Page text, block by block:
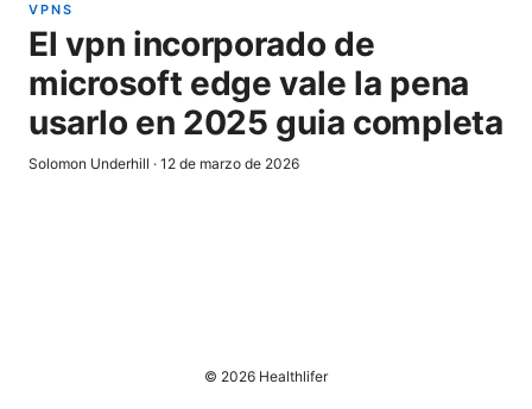
VPNS
El vpn incorporado de
microsoft edge vale la pena
usarlo en 2025 guia completa
Solomon Underhill · 12 de marzo de 2026
© 2026 Healthlifer